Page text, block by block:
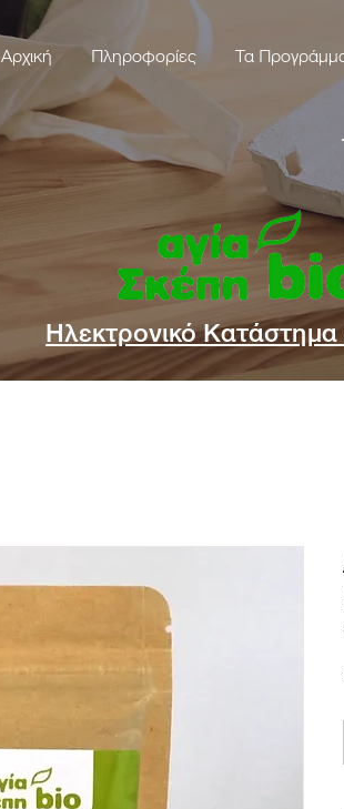
Αρχική Πληροφορίες Τα
Ηλεκτρονικό